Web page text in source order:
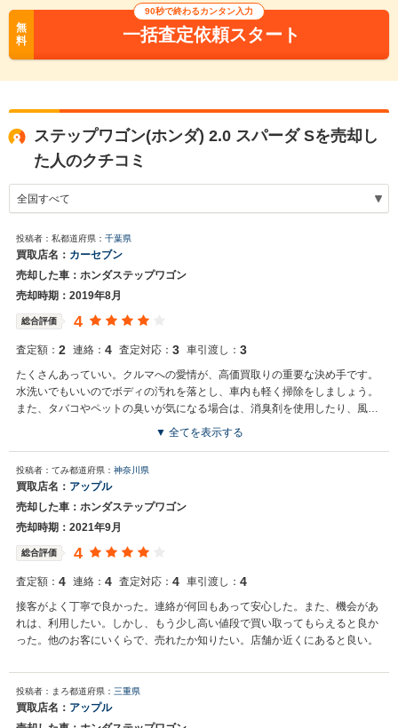
無
料
90秒で終わるカンタン入力
一括査定依頼スタート
ステップワゴン(ホンダ) 2.0 スパーダ Sを売却し
た人のクチコミ
投稿者：私都道府県： 千葉県
買取店名： カーセブン
売却した車：ホンダステップワゴン
売却時期：2019年8月
総合評価 4
査定額： 2 連絡： 4 査定対応： 3 車引渡し： 3
たくさんあっていい。クルマへの愛情が、高価買取りの重要な決め手です。
水洗いでもいいのでボディの汚れを落とし、車内も軽く掃除をしましょう。
また、タバコやペットの臭いが気になる場合は、消臭剤を使用したり、風通
しを良くし天日干しするなどして臭いを和らげるとよいでしょう。キレイに
▼ 全てを表示する
投稿者：てみ都道府県： 神奈川県
買取店名： アップル
売却した車：ホンダステップワゴン
売却時期：2021年9月
総合評価 4
査定額： 4 連絡： 4 査定対応： 4 車引渡し： 4
接客がよく丁寧で良かった。連絡が何回もあって安心した。また、機会があ
れは、利用したい。しかし、もう少し高い値段で買い取ってもらえると良か
った。他のお客にいくらで、売れたか知りたい。店舗か近くにあると良い。
投稿者：まろ都道府県： 三重県
買取店名： アップル